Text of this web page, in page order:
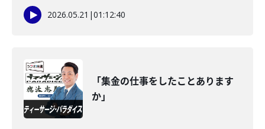
2026.05.21 |01:12:40
「集金の仕事をしたことあります
か」